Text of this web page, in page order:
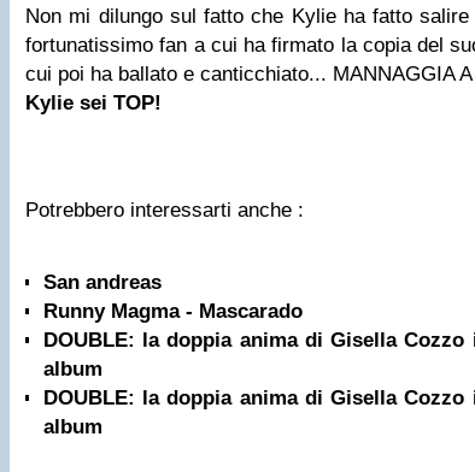
Non mi dilungo sul fatto che Kylie ha fatto
fortunatissimo fan a cui ha firmato la copia del
cui poi ha ballato e canticchiato... MANNAGGIA
Kylie sei TOP!
Potrebbero interessarti anche :
San andreas
Runny Magma - Mascarado
DOUBLE: la doppia anima di Gisella Cozzo
album
DOUBLE: la doppia anima di Gisella Cozzo
album